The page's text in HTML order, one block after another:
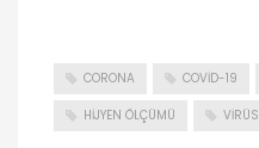
CORONA COVID-19
HIJYEN ÖLÇÜMÜ VIRÜS